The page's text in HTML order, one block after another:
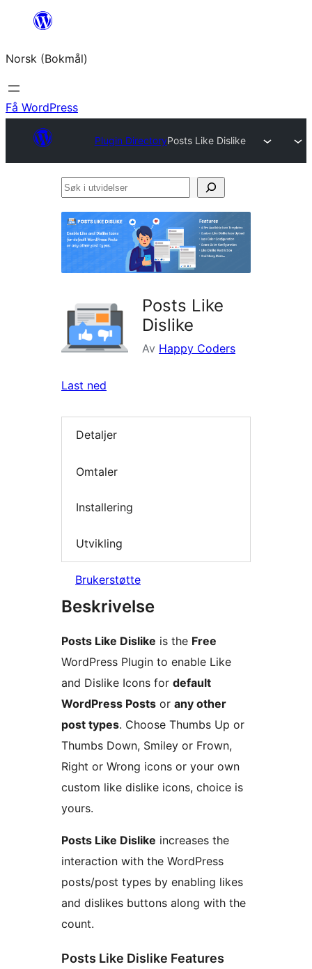
Hopp
innhold
Norsk (Bokmål)
Få WordPress
Plugin DirectoryPosts Like Dislike
Søk
utvidelser
Posts Like
Dislike
Av Happy Coders
Last ned
Detaljer
Omtaler
Installering
Utvikling
Brukerstøtte
Beskrivelse
Posts Like Dislike is the Free
WordPress Plugin to enable Like
and Dislike Icons for default
WordPress Posts or any other
post types. Choose Thumbs Up or
Thumbs Down, Smiley or Frown,
Right or Wrong icons or your own
custom like dislike icons, choice is
yours.
Posts Like Dislike increases the
interaction with the WordPress
posts/post types by enabling likes
and dislikes buttons along with the
count.
Posts Like Dislike Features